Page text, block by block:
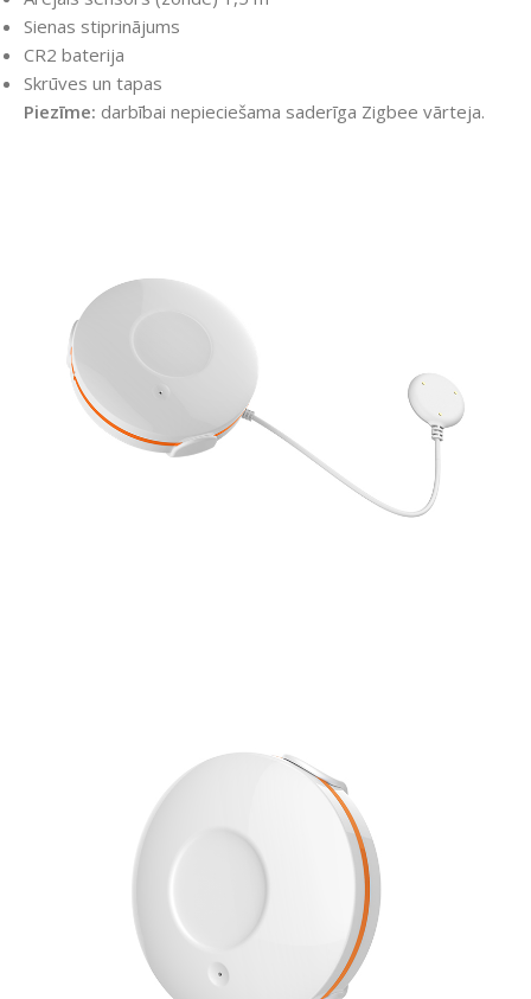
Sienas stiprinājums
CR2 baterija
Skrūves un tapas
Piezīme: darbībai nepieciešama saderīga Zigbee vārteja.